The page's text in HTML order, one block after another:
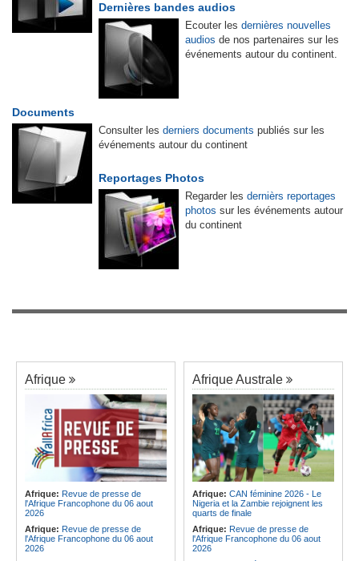
Dernières bandes audios
Ecouter les dernières nouvelles
audios de nos partenaires sur les
événements autour du continent.
Documents
Consulter les derniers documents publiés sur les
événements autour du continent
Reportages Photos
Regarder les dernièrs reportages
photos sur les événements autour
du continent
Afrique
Afrique: Revue de presse de
l'Afrique Francophone du 06 aout
2026
Afrique: Revue de presse de
l'Afrique Francophone du 06 aout
2026
Afrique Australe
Afrique: CAN féminine 2026 - Le
Nigeria et la Zambie rejoignent les
quarts de finale
Afrique: Revue de presse de
l'Afrique Francophone du 06 aout
2026